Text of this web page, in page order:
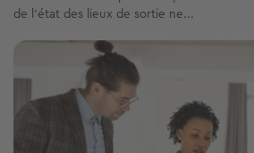
de l’état des lieux de sortie ne...
Image